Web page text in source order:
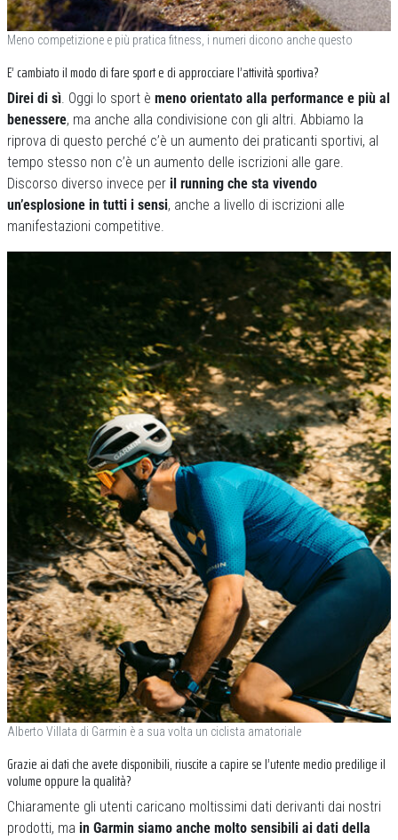
Meno competizione e più pratica fitness, i numeri dicono anche questo
E’ cambiato il modo di fare sport e di approcciare l’attività sportiva?
Direi di sì. Oggi lo sport è meno orientato alla performance e più al
benessere, ma anche alla condivisione con gli altri. Abbiamo la
riprova di questo perché c’è un aumento dei praticanti sportivi, al
tempo stesso non c’è un aumento delle iscrizioni alle gare.
Discorso diverso invece per il running che sta vivendo
un’esplosione in tutti i sensi, anche a livello di iscrizioni alle
manifestazioni competitive.
Alberto Villata di Garmin è a sua volta un ciclista amatoriale
Grazie ai dati che avete disponibili, riuscite a capire se l’utente medio predilige il
volume oppure la qualità?
Chiaramente gli utenti caricano moltissimi dati derivanti dai nostri
prodotti, ma in Garmin siamo anche molto sensibili ai dati della